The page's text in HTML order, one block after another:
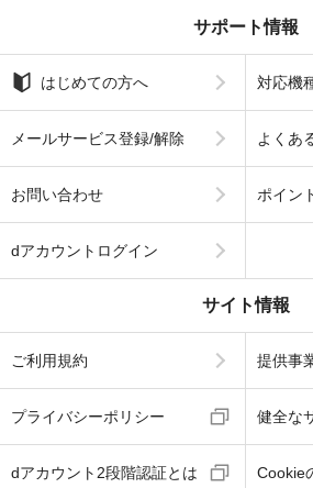
サポート情報
はじめての方へ 対応機
メールサービス登録/解除 よくあ
お問い合わせ ポイン
dアカウントログイン
サイト情報
ご利用規約 提供事
プライバシーポリシー 健全な
dアカウント2段階認証とは Cookie